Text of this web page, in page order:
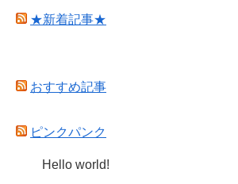
★新着記事★
おすすめ記事
ピンクパンク
Hello world!